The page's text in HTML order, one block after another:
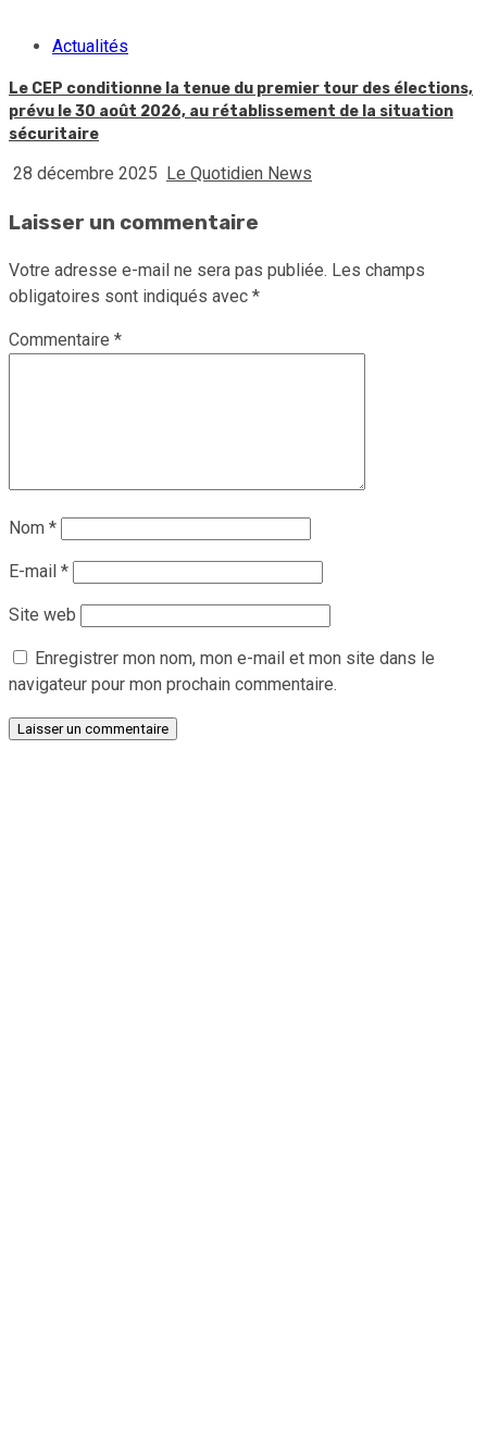
Actualités
Le CEP conditionne la tenue du premier tour des élections,
prévu le 30 août 2026, au rétablissement de la situation
sécuritaire
28 décembre 2025 Le Quotidien News
Laisser un commentaire
Votre adresse e-mail ne sera pas publiée. Les champs
obligatoires sont indiqués avec *
Commentaire *
Nom *
E-mail *
Site web
Enregistrer mon nom, mon e-mail et mon site dans le
navigateur pour mon prochain commentaire.